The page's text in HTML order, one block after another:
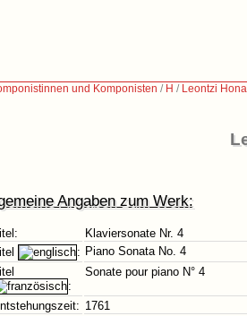
und Komponisten / H / Leontzi
Angaben zum Werk:
Klaviersonate Nr. 4
: Piano Sonata No. 4
:
Sonate pour piano N° 4
1761